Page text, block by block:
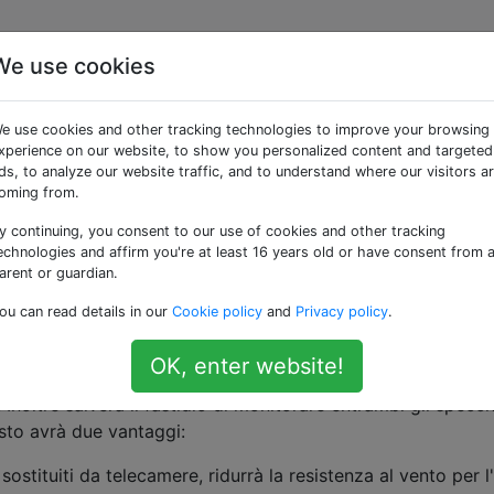
specchietti
telecamere?
tecnologico, mi chiedo perché le auto utilizzino ancora gli
guidatore) per la vista posteriore. Questi specchi
e monitor (display per il conducente). Ho notato
solo quando si prende la macchina nella direzione
guidiamo la macchina (cioè in avanti), credo che sarà
installate sul lato posteriore della macchina daranno
salverà il fastidio di monitorare entrambi gli specchi
avrà due vantaggi:
da telecamere, ridurrà la resistenza al vento per
use cookies
use cookies and other tracking technologies to improve your browsing
on our website, to show you personalized content and targeted
to analyze our website traffic, and to understand where our visitors
from.
continuing, you consent to our use of cookies and other tracking
and affirm you're at least 16 years old or have consent from a
or guardian.
can read details in our Cookie policy and Privacy policy.
OK, enter website!